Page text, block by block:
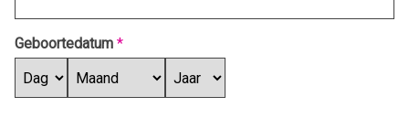
Geboortedatum *